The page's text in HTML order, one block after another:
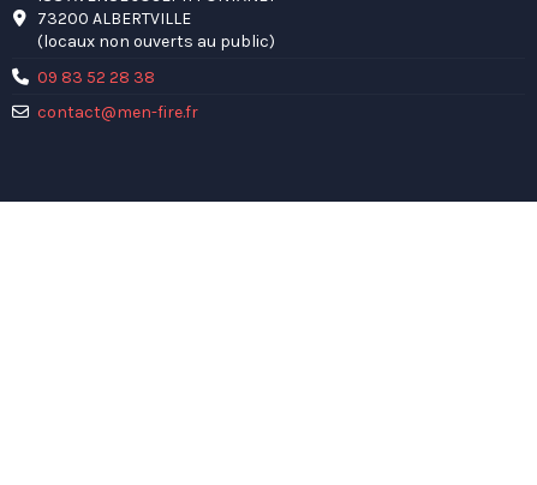
73200 ALBERTVILLE
(locaux non ouverts au public)
09 83 52 28 38
contact@men-fire.fr